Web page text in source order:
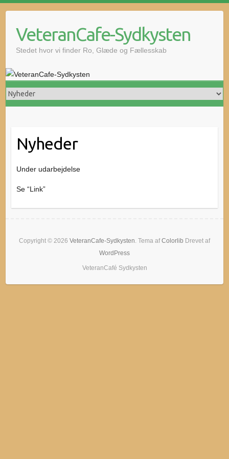
contentVeteranCafe-Sydkysten
Stedet hvor vi finder Ro, Glæde og Fællesskab
Nyheder
Under udarbejdelse
Se “Link”
Copyright © 2026 VeteranCafe-Sydkysten. Tema afColorlib Drevet af
WordPress
VeteranCafé Sydkysten